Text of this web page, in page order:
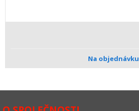
Na objednávku